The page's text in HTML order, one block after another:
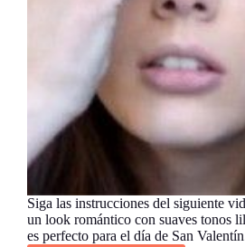
Siga las instrucciones del siguiente
un look romántico con suaves tonos
es perfecto para el día de San